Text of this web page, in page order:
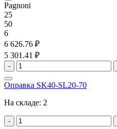
Pagnoni
25
50
6
6 626.76 ₽
5 301.41 ₽
-
Оправка SK40-SL20-70
На складе: 2
-